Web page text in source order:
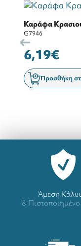
Καράφα
G7946
6,19€
Προσθήκη
Άμεση
&